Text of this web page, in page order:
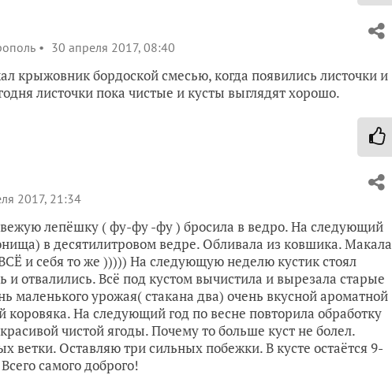
30 апреля 2017, 08:40
крыжовник бордоской смесью, когда появились листочки и
листочки пока чистые и кусты выглядят хорошо.
2017, 21:34
лепёшку ( фу-фу -фу ) бросила в ведро. На следующий
в десятилитровом ведре. Обливала из ковшика. Макала
и себя то же ))))) На следующую неделю кустик стоял
отвалились. Всё под кустом вычистила и вырезала старые
маленького урожая( стакана два) очень вкусной ароматной
коровяка. На следующий год по весне повторила обработку
чистой ягоды. Почему то больше куст не болел.
ветки. Оставляю три сильных побежки. В кусте остаётся 9-
самого доброго!